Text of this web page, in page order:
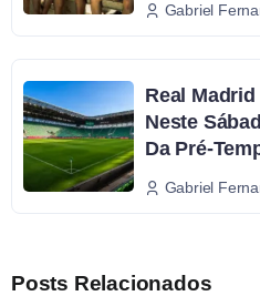
Gabriel
Real
Neste
Da Pré-
Gabriel
Posts Relacionados